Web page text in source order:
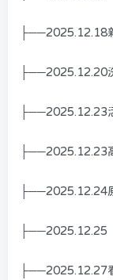
├──2025.12.18
├──2025.12.20
├──2025.12.23
├──2025.12.23
├──2025.12.24
├──2025.12.25
├──2025.12.27